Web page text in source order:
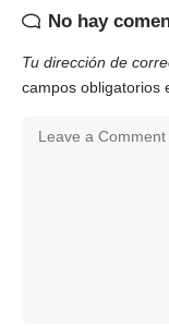
No hay
Tu dirección de
campos obligatorios